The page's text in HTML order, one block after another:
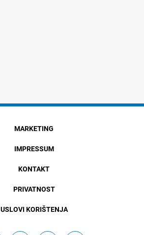
MARKETING
IMPRESSUM
KONTAKT
PRIVATNOST
USLOVI KORIŠTENJA